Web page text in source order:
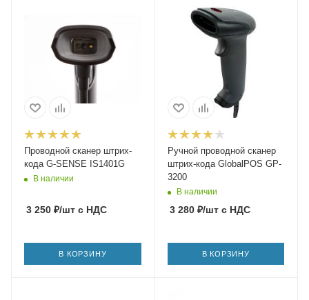
Проводной сканер штрих-
кода G-SENSE IS1401G
В наличии
3 250 ₽/шт с НДС
В КОРЗИНУ
Ручной проводной сканер
штрих-кода GlobalPOS GP-
3200
В наличии
3 280₽/штс НДС
В КОРЗИНУ